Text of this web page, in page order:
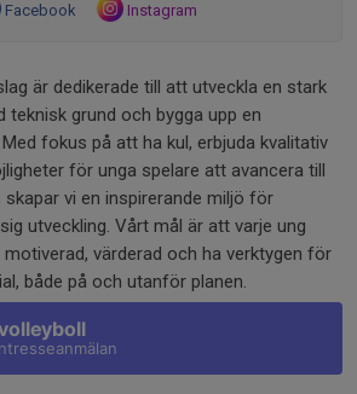
Facebook Instagram
är dedikerade till att utveckla en stark
teknisk grund och bygga upp en
fokus på att ha kul, erbjuda kvalitativ
för unga spelare att avancera till
vi en inspirerande miljö för
utveckling. Vårt mål är att varje ung
värderad och ha verktygen för
både på och utanför planen.